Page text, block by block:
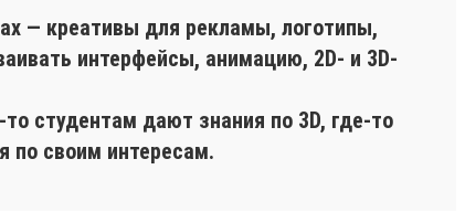
— креативы для рекламы, логотипы,
интерфейсы, анимацию, 2D- и 3D-
студентам дают знания по 3D, где-то
по своим интересам.